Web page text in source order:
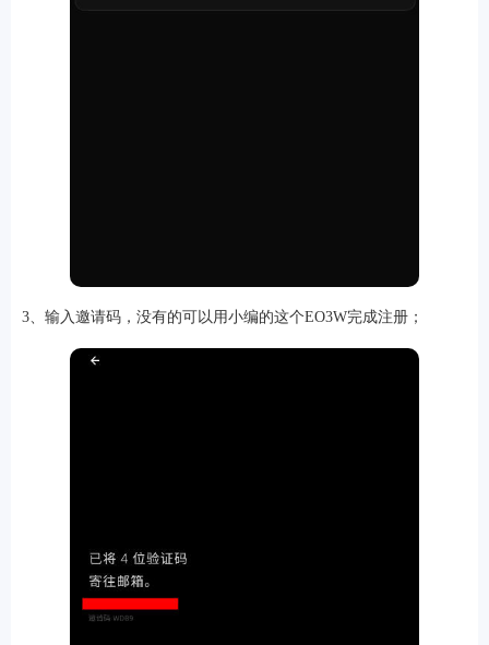
影音播放游戏辅助摄影美颜办公商务旅游出行金融理财
趣味
新闻阅读考试学习AI软件健康运动生活购物地图导航 主题桌面
3、输入邀请码，没有的可以用小编的这个EO3W完成注册；